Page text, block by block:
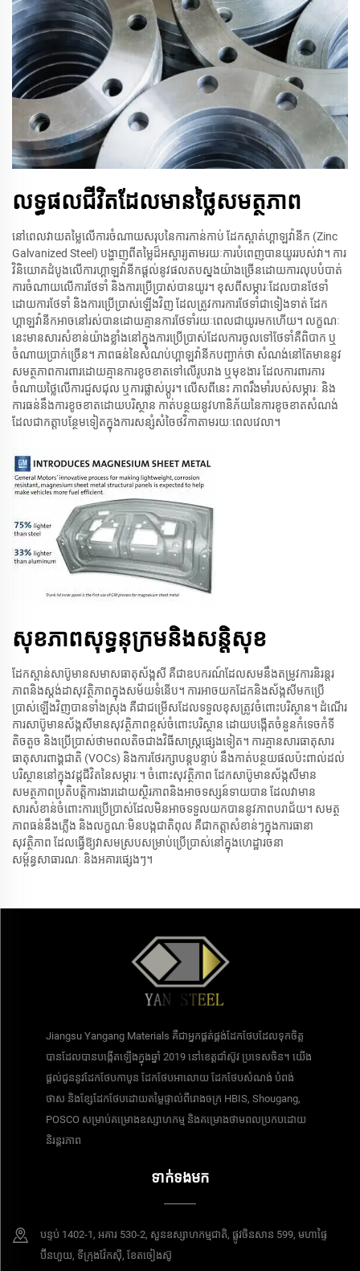
លទ្ធផលជីវិតដែលមានថ្លៃសមត្ថភាព
នៅពេលវាយតម្លៃលើ​ការ​ចំណាយ​សរុប​នៃ​ការ​កាន់កាប់ ដែក​ស្ពាត់​ហ្គាឡវ៉ានីក​ (Zinc
Galvanized Steel) បង្ហាញ​ពី​តម្លៃ​ដ៏​អស្ចារ្យ​តាម​រយៈ​ការ​បំពេញ​បាន​យូរ​របស់វា។ ការ
វិនិយោគ​ដំបូង​លើ​ការ​ហ្គាឡវ៉ានីក​ផ្តល់​នូវ​ផល​តប​ស្នង​យ៉ាង​ច្រើន​ដោយ​ការ​លុប​បំបាត់​
ការ​ចំណាយ​លើ​ការ​ថែ​ទាំ និង​ការ​ប្រើប្រាស់​បាន​យូរ។ ខុស​ពី​សម្ភារៈ​ដែល​បាន​ថែ​ទាំ​
ដោយ​ការ​ថែ​ទាំ និង​ការ​ប្រើ​ប្រាស់​ឡើង​វិញ ដែល​ត្រូវ​ការ​ការ​ថែ​ទាំ​ជា​ទៀងទាត់ ដែក​
ហ្គាឡវ៉ានីក​អាច​នៅ​រស់​បាន​ដោយ​គ្មាន​ការ​ថែ​ទាំ​រយៈ​ពេល​ជាយូរ​មក​ហើយ។ លក្ខណៈ​
នេះ​មាន​សារ​សំខាន់​យ៉ាង​ខ្លាំង​នៅ​ក្នុង​ការ​ប្រើ​ប្រាស់​ដែល​ការ​ចូល​ទៅ​ថែ​ទាំ​គឺ​ពិបាក ឬ​
ចំណាយ​ប្រាក់​ច្រើន។ ភាព​ធន់​នៃ​សំណប់​ហ្គាឡវ៉ានីក​បញ្ជាក់​ថា សំណង់​នៅ​តែ​មាន​នូវ​
សមត្ថភាព​ការពារ​ដោយ​គ្មាន​ការ​ខូច​ខាត​ទៅ​លើ​រូបរាង ឬ​មុខងារ ដែល​ការពារ​ការ​
ចំណាយ​ថ្លៃ​លើ​ការ​ជួស​ជុល ឬ​ការ​ផ្លាស់​ប្ដូរ។ លើស​ពី​នេះ ភាព​រឹង​មាំ​របស់​សម្ភារៈ និង​
ការ​ធន់​នឹង​ការ​ខូច​ខាត​ដោយ​បរិស្ថាន កាត់​បន្ថយ​នូវ​ហានិភ័យ​នៃ​ការ​ខូច​ខាត​សំណង់
ដែល​ជា​កត្តា​បន្ថែម​ទៀត​ក្នុង​ការ​សន្សំ​សំចៃ​ថវិកា​តាម​រយៈ​ពេល​វេលា។
សុខភាពសុទ្ធនុក្រមនិងសន្តិសុខ
ដែកស្ពាន់សាប៊ូមានសមាសធាតុស័ង្កសី គឺជាឧបករណ៍ដែលសមនឹងតម្រូវការនិរន្តរ
ភាពនិងស្តង់ដាសុវត្ថិភាពក្នុងសម័យទំនើប។ ការអាចយកដែកនិងស័ង្កសីមកប្រើ
ប្រាស់ឡើងវិញបានទាំងស្រុង គឺជាជម្រើសដែលទទួលខុសត្រូវចំពោះបរិស្ថាន។ ដំណើរ
ការសាប៊ូមានស័ង្កសីមានសុវត្ថិភាពខ្ពស់ចំពោះបរិស្ថាន ដោយបង្កើតចំនួនកំទេចកំទី
តិចតួច និងប្រើប្រាស់ថាមពលតិចជាងវិធីសាស្ត្រផ្សេងទៀត។ ការគ្មានសារធាតុសារ
ធាតុសារពាង្គជាតិ (VOCs) និងការថែរក្សាបន្តបន្ទាប់ នឹងកាត់បន្ថយផលប៉ះពាល់ដល់
បរិស្ថាននៅក្នុងវដ្តជីវិតនៃសម្ភារៈ។ ចំពោះសុវត្ថិភាព ដែកសាប៊ូមានស័ង្កសីមាន
សមត្ថភាពប្រតិបត្តិការងារដោយស្ថិរភាពនិងអាចទស្សន៍ទាយបាន ដែលវាមាន
សារសំខាន់ចំពោះការប្រើប្រាស់ដែលមិនអាចទទួលយកបាននូវភាពបរាជ័យ។ សមត្ថ
ភាពធន់នឹងភ្លើង និងលក្ខណៈមិនបង្កជាតិពុល គឺជាកត្តាសំខាន់ៗក្នុងការធានា
សុវត្ថិភាព ដែលធ្វើឱ្យវាសមស្របសម្រាប់ប្រើប្រាស់នៅក្នុងហេដ្ឋារចនា
សម្ព័ន្ធសាធារណៈ និងអគារផ្សេងៗ។
Jiangsu Yangang Materials គឺជាអ្នកផ្គត់ផ្គង់ដែកថែបដែលទុកចិត្ត
បានដែលបានបង្កើតឡើងក្នុងឆ្នាំ 2019 នៅខេត្តជាំស៊ូវ ប្រទេសចិន។ យើង
ផ្តល់ជូននូវដែកថែបកាបូន ដែកថែបអាលោយ ដែកថែបសំណង់ បំពង់
ថាស និងខ្សែដែកថែបដោយតម្លៃផ្ទាល់ពីរោងចក្រ HBIS, Shougang,
POSCO សម្រាប់គម្រោងឧស្សាហកម្ម និងគម្រោងថាមពលប្រកបដោយ
និរន្តរភាព
ទាក់ទងមក
បន្ទប់​ 1402-1, អគារ 530-2, សួនឧស្សាហកម្មជាតិ, ផ្លូវចិនសាន 599, មហាផ្ទៃ
ប៊ីនហួយ, ទីក្រុងវ៉ែកស៊ី, ខែតចៀងស៊ូ